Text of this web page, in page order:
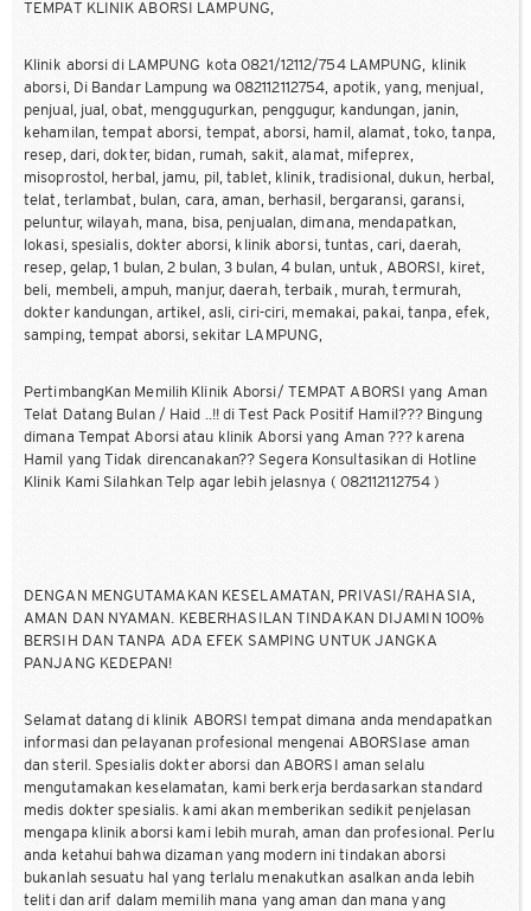
TEMPAT KLINIK ABORSI LAMPUNG,
Klinik aborsi di LAMPUNG kota 0821/12112/754 LAMPUNG, klinik
aborsi, Di Bandar Lampung wa 082112112754, apotik, yang, menjual,
penjual, jual, obat, menggugurkan, penggugur, kandungan, janin,
kehamilan, tempat aborsi, tempat, aborsi, hamil, alamat, toko, tanpa,
resep, dari, dokter, bidan, rumah, sakit, alamat, mifeprex,
misoprostol, herbal, jamu, pil, tablet, klinik, tradisional, dukun, herbal,
telat, terlambat, bulan, cara, aman, berhasil, bergaransi, garansi,
peluntur, wilayah, mana, bisa, penjualan, dimana, mendapatkan,
lokasi, spesialis, dokter aborsi, klinik aborsi, tuntas, cari, daerah,
resep, gelap, 1 bulan, 2 bulan, 3 bulan, 4 bulan, untuk, ABORSI, kiret,
beli, membeli, ampuh, manjur, daerah, terbaik, murah, termurah,
dokter kandungan, artikel, asli, ciri-ciri, memakai, pakai, tanpa, efek,
samping, tempat aborsi, sekitar LAMPUNG,
PertimbangKan Memilih Klinik Aborsi/ TEMPAT ABORSI yang Aman
Telat Datang Bulan / Haid ..!! di Test Pack Positif Hamil??? Bingung
dimana Tempat Aborsi atau klinik Aborsi yang Aman ??? karena
Hamil yang Tidak direncanakan?? Segera Konsultasikan di Hotline
Klinik Kami Silahkan Telp agar lebih jelasnya ( 082112112754 )
DENGAN MENGUTAMAKAN KESELAMATAN, PRIVASI/RAHASIA,
AMAN DAN NYAMAN. KEBERHASILAN TINDAKAN DIJAMIN 100%
BERSIH DAN TANPA ADA EFEK SAMPING UNTUK JANGKA
PANJANG KEDEPAN!
Selamat datang di klinik ABORSI tempat dimana anda mendapatkan
informasi dan pelayanan profesional mengenai ABORSIase aman
dan steril. Spesialis dokter aborsi dan ABORSI aman selalu
mengutamakan keselamatan, kami berkerja berdasarkan standard
medis dokter spesialis. kami akan memberikan sedikit penjelasan
mengapa klinik aborsi kami lebih murah, aman dan profesional. Perlu
anda ketahui bahwa dizaman yang modern ini tindakan aborsi
bukanlah sesuatu hal yang terlalu menakutkan asalkan anda lebih
teliti dan arif dalam memilih mana yang aman dan mana yang